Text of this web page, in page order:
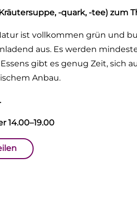
-quark, -tee) zum
ist vollkommen grün und
aus. Es werden
gibt es genug Zeit, sich
Anbau.
14.00–19.00